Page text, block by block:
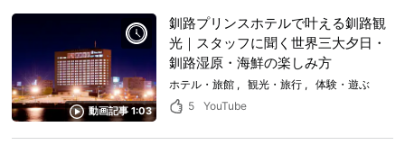
動画記事 1:03
釧路プリンスホテルで叶える釧路観
光｜スタッフに聞く世界三大夕日・
釧路湿原・海鮮の楽しみ方
ホテル・旅館 観光・旅行
体験・遊ぶ
5
YouTube